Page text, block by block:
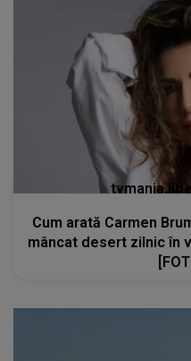
Cum arată Carmen
mâncat desert zilnic în